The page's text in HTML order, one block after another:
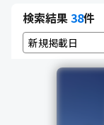
検索結果38件